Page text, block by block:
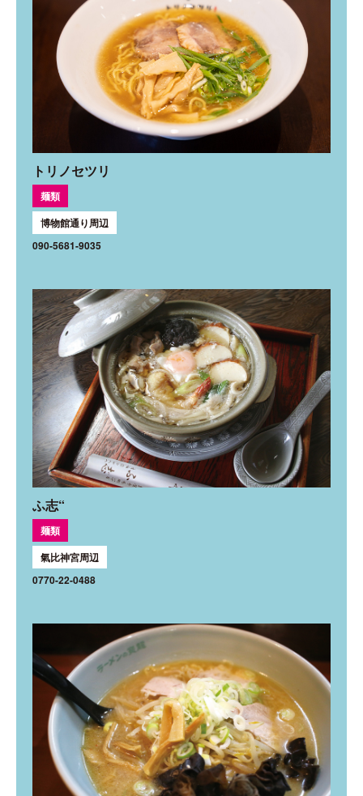
トリノセツリ
麺類
博物館通り周辺
090-5681-9035
ふ志“
麺類
氣比神宮周辺
0770-22-0488